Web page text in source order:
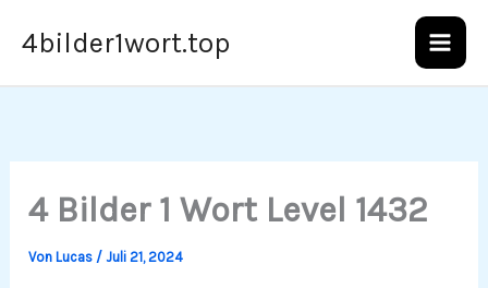
Inhalt
4bilder1wort.top
4 Bilder 1 Wort Level 1432
VonLucas /Juli 21, 2024